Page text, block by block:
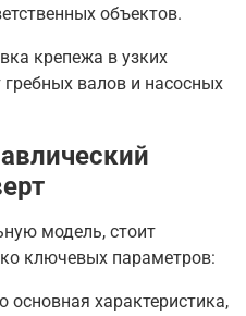
объектов.
крепежа в узких
гребных валов и насосных
модель, стоит
ключевых параметров:
основная характеристика,